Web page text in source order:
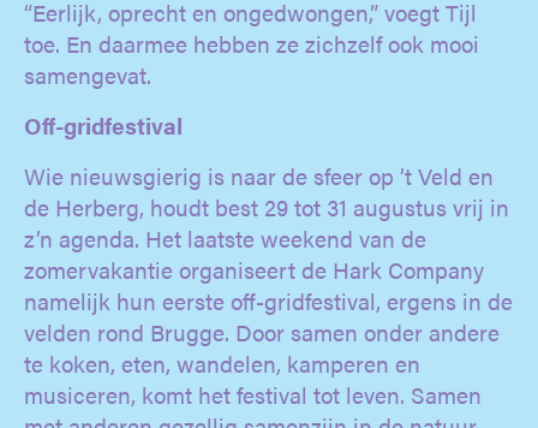
“Eerlijk, oprecht en ongedwongen,” voegt Tijl
toe. En daarmee hebben ze zichzelf ook mooi
samengevat.
Off-gridfestival
Wie nieuwsgierig is naar de sfeer op ’t Veld en
de Herberg, houdt best 29 tot 31 augustus vrij in
z’n agenda. Het laatste weekend van de
zomervakantie organiseert de Hark Company
namelijk hun eerste off-gridfestival, ergens in de
velden rond Brugge. Door samen onder andere
te koken, eten, wandelen, kamperen en
musiceren, komt het festival tot leven. Samen